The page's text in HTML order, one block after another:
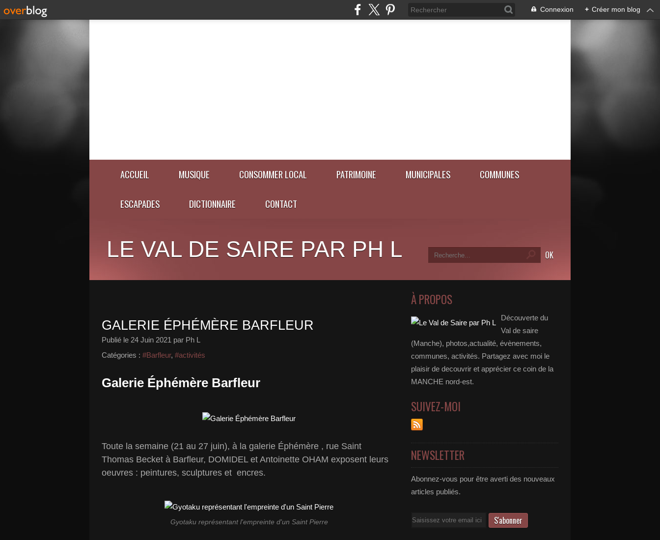
Connexion + Créer mon blog
ACCUEIL MUSIQUE CONSOMMER LOCAL PATRIMOINE MUNICIPALES COMMUNES
ESCAPADES DICTIONNAIRE CONTACT
LE VAL DE SAIRE PAR PH L
GALERIE ÉPHÉMÈRE BARFLEUR
Publié le 24 Juin 2021 par Ph L
Catégories : #Barfleur, #activités
Galerie Éphémère Barfleur
Toute la semaine (21 au 27 juin), à la galerie Éphémère , rue Saint
Thomas Becket à Barfleur, DOMIDEL et Antoinette OHAM exposent leurs
oeuvres : peintures, sculptures et encres.
Gyotaku représentant l'empreinte d'un Saint Pierre
À PROPOS
Découverte du
Val de saire
(Manche), photos,actualité, évènements,
communes, activités. Partagez avec moi le
plaisir de decouvrir et apprécier ce coin de la
MANCHE nord-est.
SUIVEZ-MOI
NEWSLETTER
Abonnez-vous pour être averti des nouveaux
articles publiés.
Email